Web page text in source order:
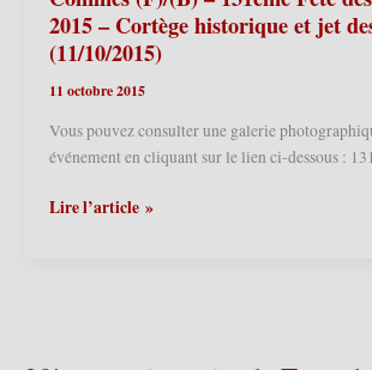
Louches
2016
(8
et
9/10/2016)
2015 – Cortège historique et jet
(11/10/2015)
11 octobre 2015
Vous pouvez consulter une galerie
événement en cliquant sur le lien ci-dessous :
Comines
Louches
Lire l’article »